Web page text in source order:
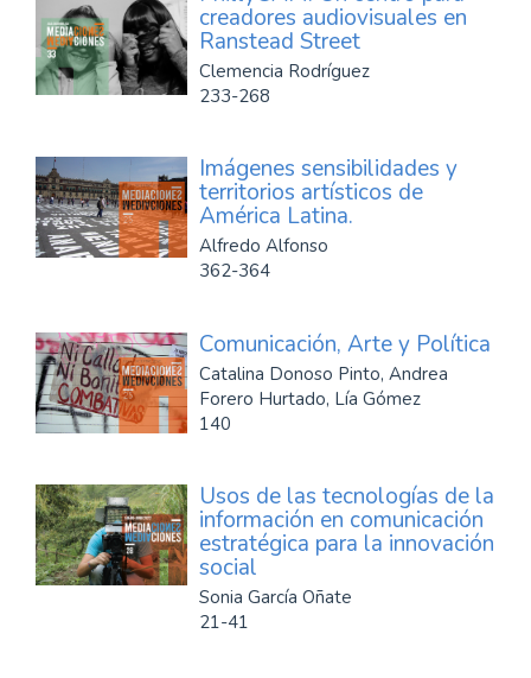
creadores audiovisuales en
Ranstead Street
Clemencia Rodríguez
233-268
Imágenes sensibilidades y
territorios artísticos de
América Latina.
Alfredo Alfonso
362-364
Comunicación, Arte y Política
Catalina Donoso Pinto, Andrea
Forero Hurtado, Lía Gómez
140
Usos de las tecnologías de la
información en comunicación
estratégica para la innovación
social
Sonia García Oñate
21-41